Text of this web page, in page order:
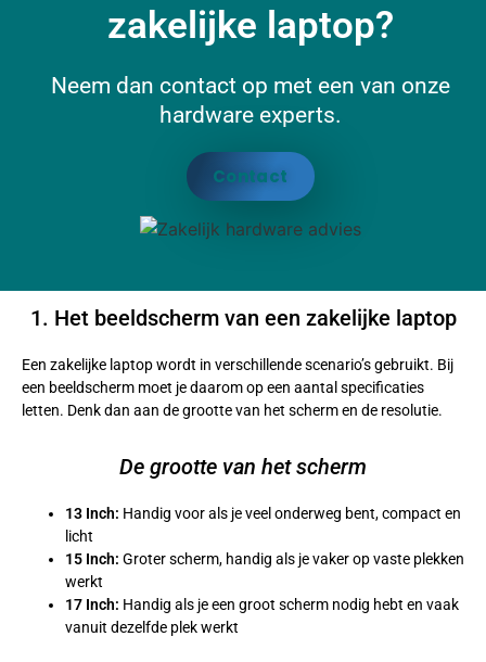
zakelijke laptop?
Neem dan contact op met een van onze
hardware experts.
Contact
1. Het beeldscherm van een zakelijke laptop
Een zakelijke laptop wordt in verschillende scenario’s gebruikt. Bij
een beeldscherm moet je daarom op een aantal specificaties
letten. Denk dan aan de grootte van het scherm en de resolutie.
De grootte van het scherm
13 Inch: Handig voor als je veel onderweg bent, compact en
licht
15 Inch: Groter scherm, handig als je vaker op vaste plekken
werkt
17 Inch: Handig als je een groot scherm nodig hebt en vaak
vanuit dezelfde plek werkt